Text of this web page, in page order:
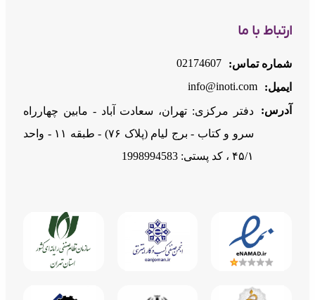
ارتباط با ما
شماره تماس:
02174607
ایمیل:
info@inoti.com
آدرس:
دفتر مرکزی: تهران، سعادت آباد - مابین چهارراه
سرو و کتاب - برج لیام (پلاک ۷۶) - طبقه ۱۱ - واحد
۴۵/۱ ، کد پستی: 1998994583